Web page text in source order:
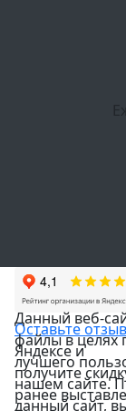
Оставьте отзыв
Яндексе и
получите
ранее
Данный веб-
файлы в целях
лучшего
нашем сайте.
данный сайт,